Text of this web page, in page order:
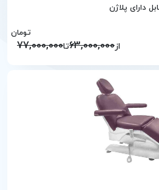
از63,000,000تا77,000,000
تومان